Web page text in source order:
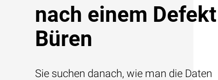
nach einem
Büren
Sie suchen danach, wie man die Daten